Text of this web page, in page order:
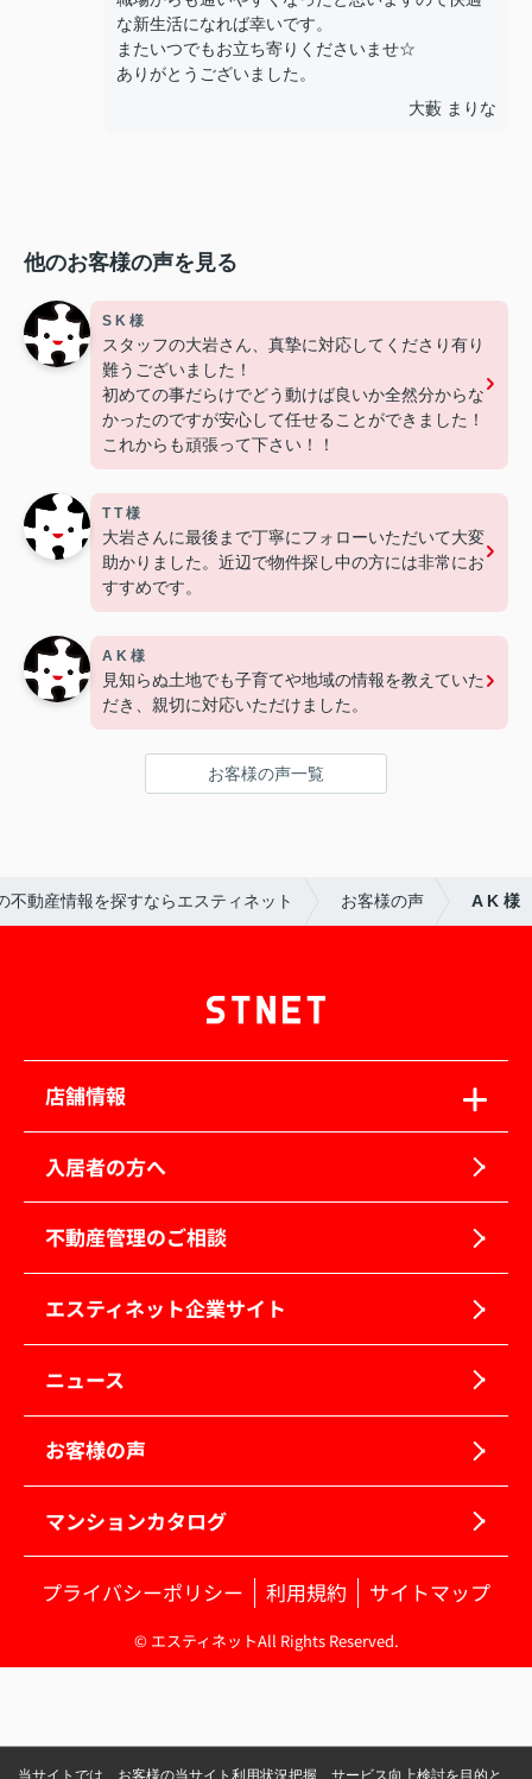
な新生活になれば幸いです。
またいつでもお立ち寄りくださいませ☆
ありがとうございました。
大藪 まりな
他のお客様の声を見る
S K 様
スタッフの大岩さん、真摯に対応してくださり有り
難うございました！
初めての事だらけでどう動けば良いか全然分からな
かったのですが安心して任せることができました！
これからも頑張って下さい！！
T T 様
大岩さんに最後まで丁寧にフォローいただいて大変
助かりました。近辺で物件探し中の方には非常にお
すすめです。
A K 様
見知らぬ土地でも子育てや地域の情報を教えていた
だき、親切に対応いただけました。
お客様の声一覧
不動産情報を探すならエスティネット お客様の声 A K 様
店舗情報
入居者の方へ
不動産管理のご相談
エスティネット企業サイト
ニュース
お客様の声
マンションカタログ
プライバシーポリシー 利用規約 サイトマップ
© エスティネットAll Rights Reserved.
当サイトでは、お客様の当サイト利用状況把握、サービス向上検討を目的と